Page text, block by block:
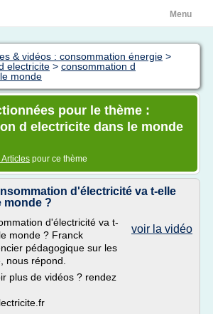
Menu
& vidéos : consommation énergie >
electricite > consommation d
monde
pour le thème :
d electricite dans le monde
Articles pour ce thème
d'électricité va t-elle
monde ?
voir la vidéo
d'électricité va t-
monde ? Franck
pédagogique sur les
nous répond.
plus de vidéos ? rendez